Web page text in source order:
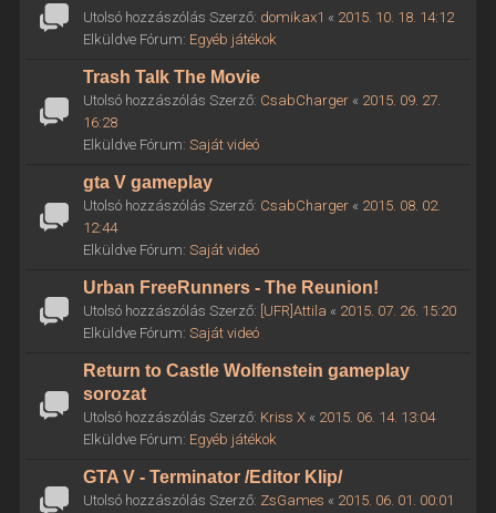
Utolsó hozzászólás Szerző: domikax1 « 2015. 10. 18. 14:12
Elküldve Fórum: Egyéb játékok
Trash Talk The Movie
Utolsó hozzászólás Szerző: CsabCharger« 2015. 09. 27.
16:28
Elküldve Fórum: Saját videó
gta V gameplay
Utolsó hozzászólás Szerző: CsabCharger« 2015. 08. 02.
12:44
Elküldve Fórum: Saját videó
Urban FreeRunners - The Reunion!
Utolsó hozzászólás Szerző: [UFR]Attila « 2015. 07. 26. 15:20
Elküldve Fórum: Saját videó
Return to Castle Wolfenstein gameplay
sorozat
Utolsó hozzászólás Szerző: Kriss X« 2015. 06. 14. 13:04
Elküldve Fórum: Egyéb játékok
GTA V - Terminator /Editor Klip/
Utolsó hozzászólás Szerző: ZsGames « 2015. 06. 01. 00:01